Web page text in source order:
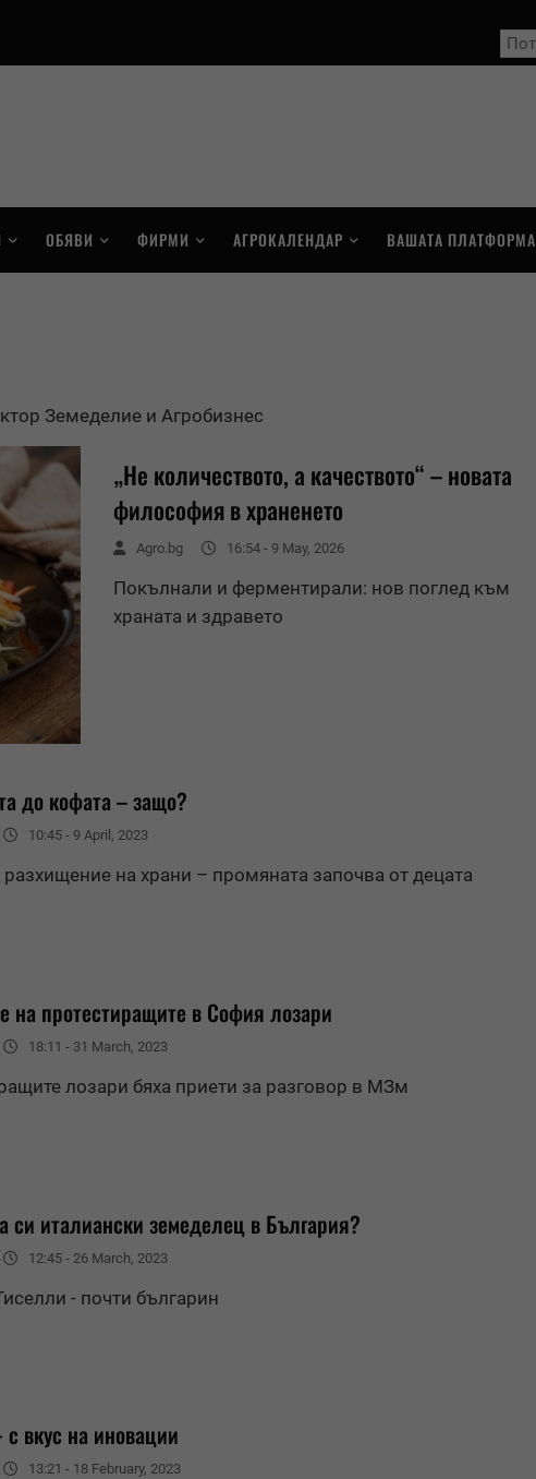
ОБЯВИ ФИРМИ АГРОКАЛЕНДАР ВАШАТА ПЛАТФОРМА
Земеделие и Агробизнес
„Не количеството, а качеството“ – новата
философия в храненето
Agro.bg 16:54 - 9 May, 2026
Покълнали и ферментирали: нов поглед към
храната и здравето
до кофата – защо?
10:45 - 9 April, 2023
на храни – промяната започва от децата
на протестиращите в София лозари
18:11 - 31 March, 2023
лозари бяха приети за разговор в МЗм
си италиански земеделец в България?
12:45 - 26 March, 2023
- почти българин
вкус на иновации
13:21 - 18 February, 2023